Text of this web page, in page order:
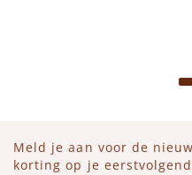
Meld je aan voor de
korting op je